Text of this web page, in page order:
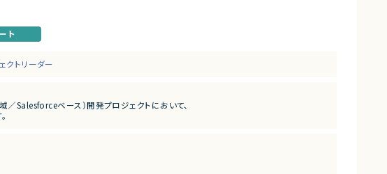
ト
クトリーダー
Salesforceベース）開発プロジェクトにおいて、
義